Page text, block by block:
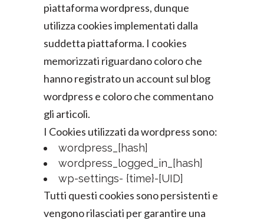
piattaforma wordpress, dunque
utilizza cookies implementati dalla
suddetta piattaforma. I cookies
memorizzati riguardano coloro che
hanno registrato un account sul blog
wordpress e coloro che commentano
gli articoli.
I Cookies utilizzati da wordpress sono:
wordpress_[hash]
wordpress_logged_in_[hash]
wp-settings- {time}-[UID]
Tutti questi cookies sono persistenti e
vengono rilasciati per garantire una